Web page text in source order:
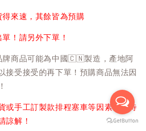
來速，其餘皆為預購
！請另外下單！
牌商品可能為中國🇨🇳製造，產地阿
接受接受的再下單！預購商品無法因
或手工訂製款排程塞車等因素，等待
諒解！